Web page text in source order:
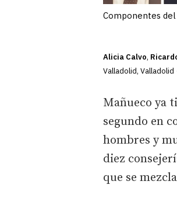
Componentes
Alicia Calvo
Valladolid, Valladolid
Mañueco ya
segundo en
hombres y
diez
que se